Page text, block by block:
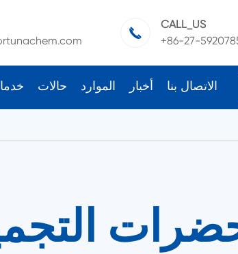

CALL_US
+86-27-
حالات الموارد أخبار الاتصال بنا